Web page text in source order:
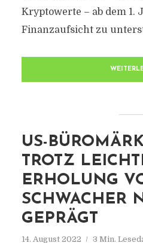
Kryptowerte – ab dem 1.
Finanzaufsicht zu
US-
TROTZ
ERHOLUNG
SCHWACHER
GEPRÄGT
14. August 2022 3 Min.